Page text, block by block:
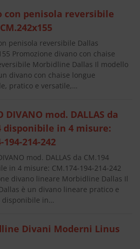
con penisola reversibile
penisola reversibile Dallas
Promozione divano con chaise
Morbidline Dallas Il modello
divano con chaise longue
pratico e versatile,…
DIVANO mod. DALLAS da
disponibile in 4 misure:
194-214-242
mod. DALLAS da CM.194
in 4 misure: CM.174-194-214-242
divano lineare Morbidline Dallas Il
è un divano lineare pratico e
disponibile in…
Divani Moderni Linus